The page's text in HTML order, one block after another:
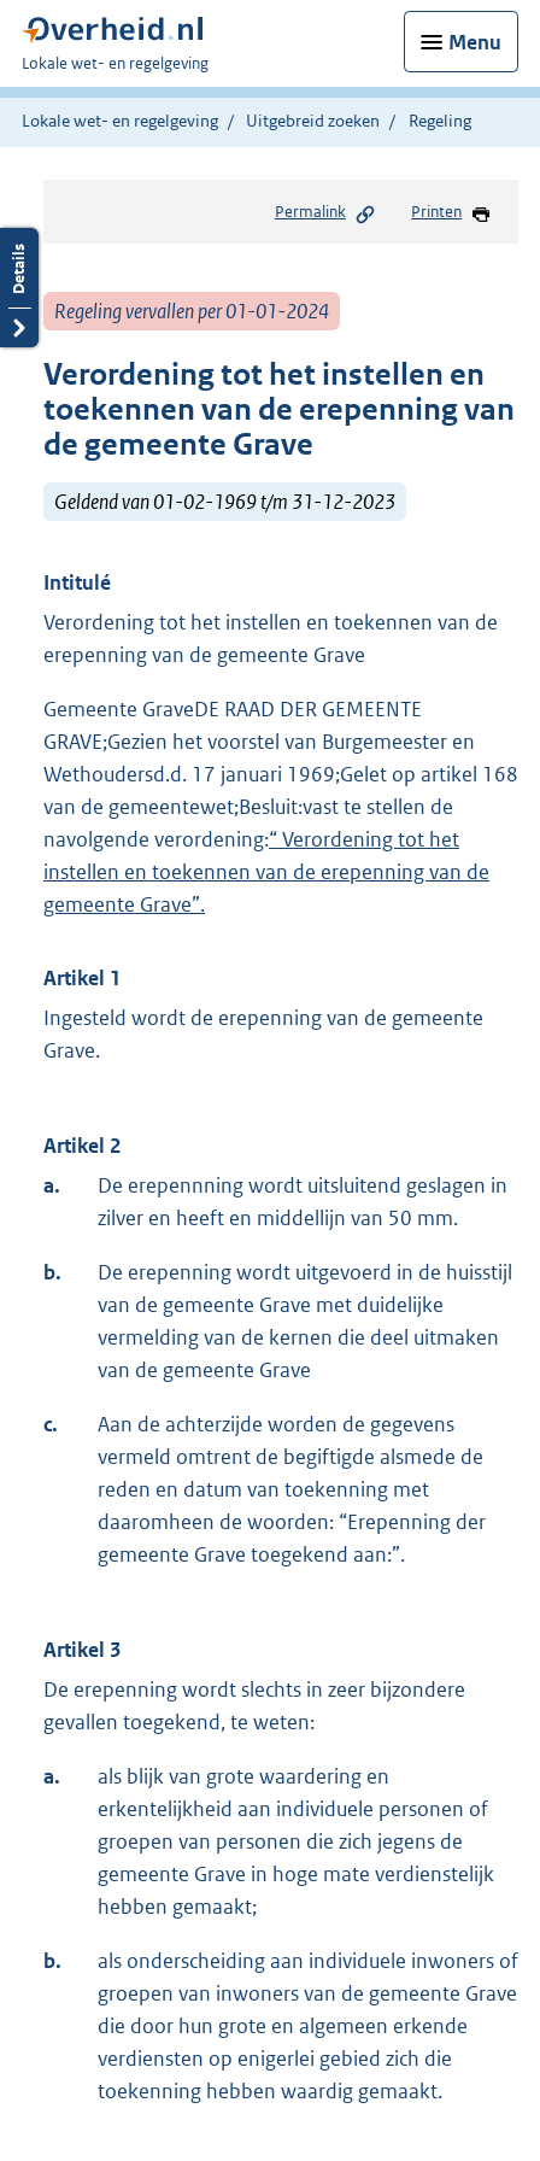
Menu
U
bent
hier:
Lokale wet- en regelgeving
Lokale wet- en regelgeving Uitgebreid zoeken Regeling
Permalink Printen
Regeling vervallen per 01-01-2024
Verordening tot het instellen en
toekennen van de erepenning van
de gemeente Grave
Geldend van 01-02-1969 t/m 31-12-2023
Intitulé
Verordening tot het instellen en toekennen van de
erepenning van de gemeente Grave
Gemeente GraveDE RAAD DER GEMEENTE
GRAVE;Gezien het voorstel van Burgemeester en
Wethoudersd.d. 17 januari 1969;Gelet op artikel 168
van de gemeentewet;Besluit:vast te stellen de
navolgende verordening:“ Verordening tot het
instellen en toekennen van de erepenning van de
gemeente Grave”.
Artikel 1
Ingesteld wordt de erepenning van de gemeente
Grave.
Artikel 2
a.
De erepennning wordt uitsluitend geslagen in
zilver en heeft en middellijn van 50 mm.
b.
De erepenning wordt uitgevoerd in de huisstijl
van de gemeente Grave met duidelijke
vermelding van de kernen die deel uitmaken
van de gemeente Grave
c.
Aan de achterzijde worden de gegevens
vermeld omtrent de begiftigde alsmede de
reden en datum van toekenning met
daaromheen de woorden: “Erepenning der
gemeente Grave toegekend aan:”.
Artikel 3
De erepenning wordt slechts in zeer bijzondere
gevallen toegekend, te weten:
a.
als blijk van grote waardering en
erkentelijkheid aan individuele personen of
groepen van personen die zich jegens de
gemeente Grave in hoge mate verdienstelijk
hebben gemaakt;
b.
als onderscheiding aan individuele inwoners of
groepen van inwoners van de gemeente Grave
die door hun grote en algemeen erkende
verdiensten op enigerlei gebied zich die
toekenning hebben waardig gemaakt.